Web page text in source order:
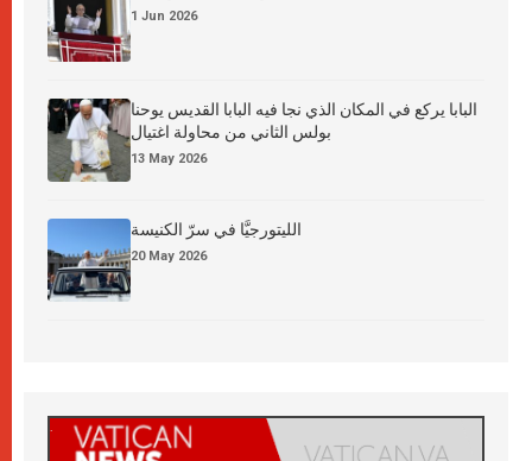
1 Jun 2026
البابا يركع في المكان الذي نجا فيه البابا القديس يوحنا
بولس الثاني من محاولة اغتيال
13 May 2026
الليتورجيَّا في سرّ الكنيسة
20 May 2026